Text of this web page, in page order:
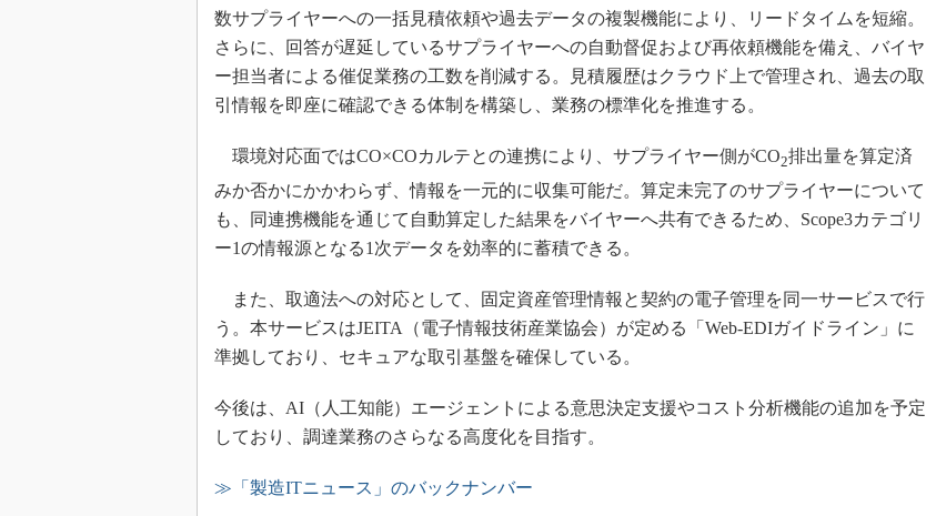
数サプライヤーへの一括見積依頼や過去データの複製機能により、リードタイムを短縮。
さらに、回答が遅延しているサプライヤーへの自動督促および再依頼機能を備え、バイヤ
ー担当者による催促業務の工数を削減する。見積履歴はクラウド上で管理され、過去の取
引情報を即座に確認できる体制を構築し、業務の標準化を推進する。
環境対応面ではCO×COカルテとの連携により、サプライヤー側がCO2排出量を算定済
みか否かにかかわらず、情報を一元的に収集可能だ。算定未完了のサプライヤーについて
も、同連携機能を通じて自動算定した結果をバイヤーへ共有できるため、Scope3カテゴリ
ー1の情報源となる1次データを効率的に蓄積できる。
また、取適法への対応として、固定資産管理情報と契約の電子管理を同一サービスで行
う。本サービスはJEITA（電子情報技術産業協会）が定める「Web-EDIガイドライン」に
準拠しており、セキュアな取引基盤を確保している。
今後は、AI（人工知能）エージェントによる意思決定支援やコスト分析機能の追加を予定
しており、調達業務のさらなる高度化を目指す。
≫「製造ITニュース」のバックナンバー